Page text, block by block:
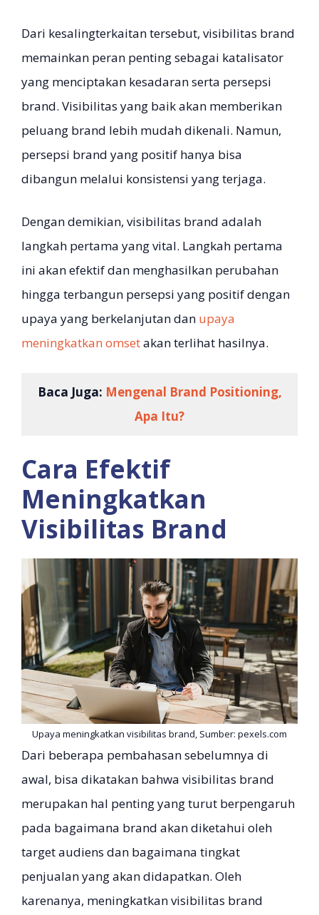
Dari kesalingterkaitan tersebut, visibilitas brand
memainkan peran penting sebagai katalisator
yang menciptakan kesadaran serta persepsi
brand. Visibilitas yang baik akan memberikan
peluang brand lebih mudah dikenali. Namun,
persepsi brand yang positif hanya bisa
dibangun melalui konsistensi yang terjaga.
Dengan demikian, visibilitas brand adalah
langkah pertama yang vital. Langkah pertama
ini akan efektif dan menghasilkan perubahan
hingga terbangun persepsi yang positif dengan
upaya yang berkelanjutan dan upaya
meningkatkan omsetakan terlihat hasilnya.
Baca Juga: Mengenal Brand Positioning,
Apa Itu?
Cara Efektif
Meningkatkan
Visibilitas Brand
Upaya meningkatkan visibilitas brand, Sumber: pexels.com
Dari beberapa pembahasan sebelumnya di
awal, bisa dikatakan bahwa visibilitas brand
merupakan hal penting yang turut berpengaruh
pada bagaimana brand akan diketahui oleh
target audiens dan bagaimana tingkat
penjualan yang akan didapatkan. Oleh
karenanya, meningkatkan visibilitas brand